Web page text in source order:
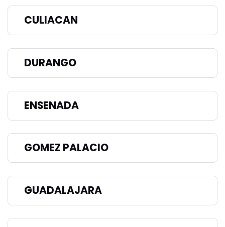
CULIACAN
DURANGO
ENSENADA
GOMEZ PALACIO
GUADALAJARA